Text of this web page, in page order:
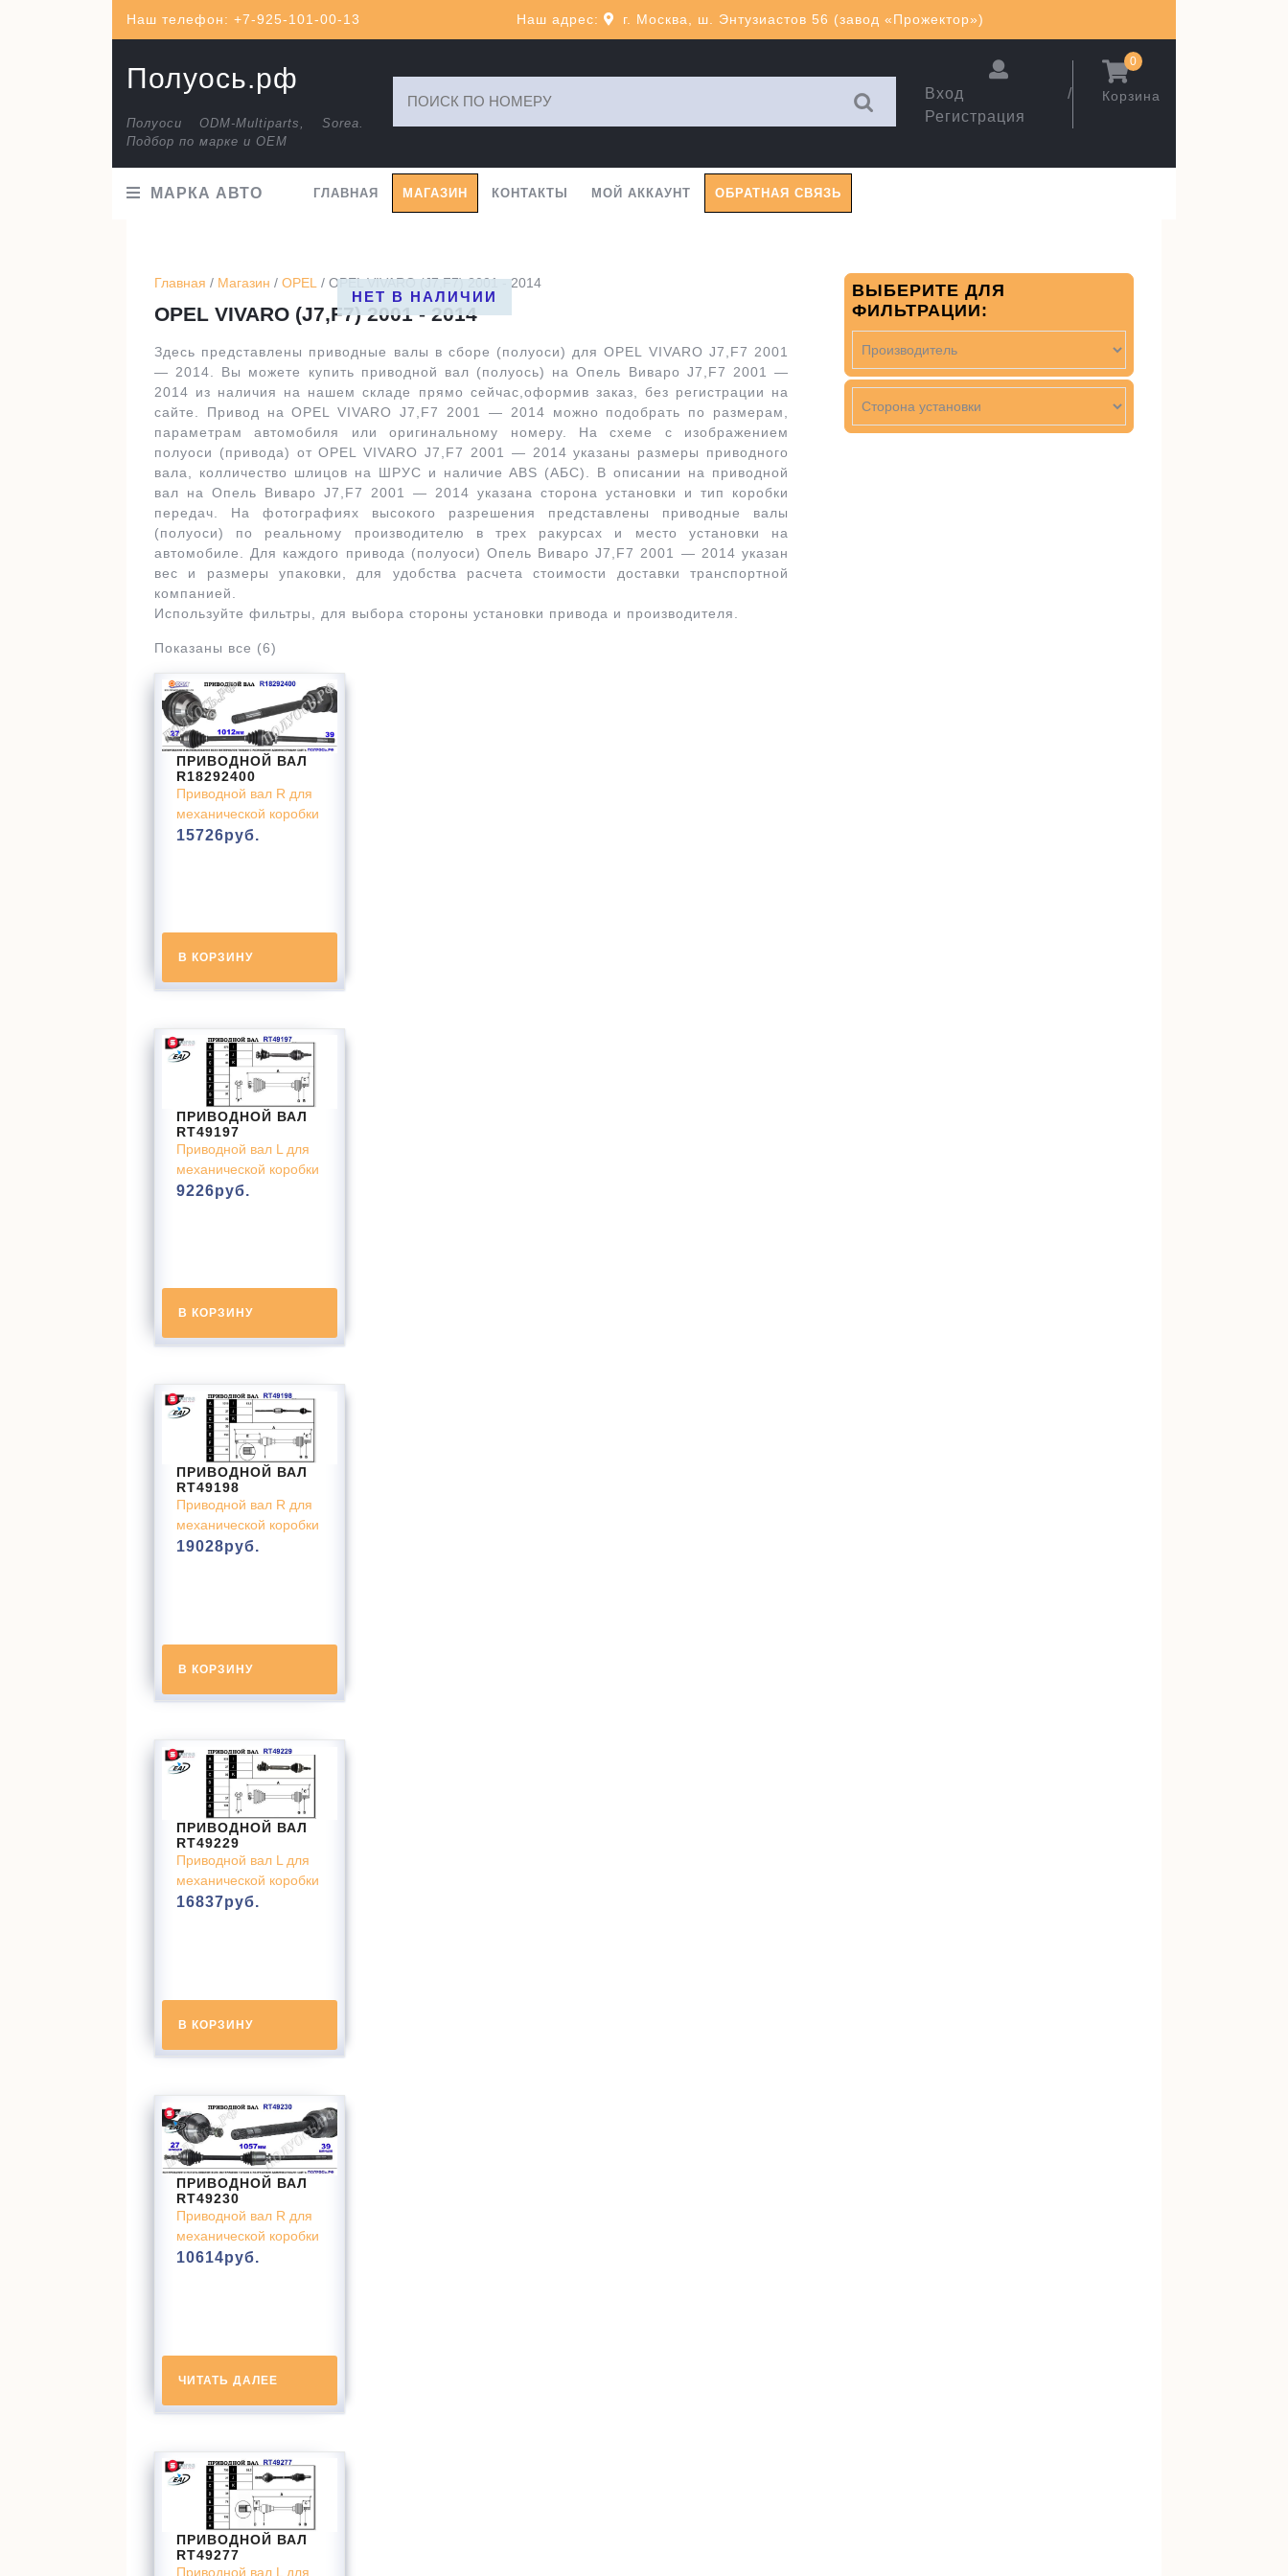
Наш телефон: +7-925-101-00-13 Наш адрес: г. Москва, ш. Энтузиастов 56 (завод «Прожектор»)
Полуось.рф
Полуоси ODM-Multiparts, Sorea.
Подбор по марке и ОЕМ
Вход /
Регистрация
Корзина
0
МАРКА АВТО ГЛАВНАЯ МАГАЗИН КОНТАКТЫ МОЙ АККАУНТ ОБРАТНАЯ СВЯЗЬ
Главная / Магазин / OPEL / OPEL VIVARO (J7,F7) 2001 - 2014
OPEL VIVARO (J7,F7) 2001 - 2014
Здесь представлены приводные валы в сборе (полуоси) для OPEL VIVARO J7,F7 2001
— 2014. Вы можете купить приводной вал (полуось) на Опель Виваро J7,F7 2001 —
2014 из наличия на нашем складе прямо сейчас,оформив заказ, без регистрации на
сайте. Привод на OPEL VIVARO J7,F7 2001 — 2014 можно подобрать по размерам,
параметрам автомобиля или оригинальному номеру. На схеме с изображением
полуоси (привода) от OPEL VIVARO J7,F7 2001 — 2014 указаны размеры приводного
вала, колличество шлицов на ШРУС и наличие ABS (АБС). В описании на приводной
вал на Опель Виваро J7,F7 2001 — 2014 указана сторона установки и тип коробки
передач. На фотографиях высокого разрешения представлены приводные валы
(полуоси) по реальному производителю в трех ракурсах и место установки на
автомобиле. Для каждого привода (полуоси) Опель Виваро J7,F7 2001 — 2014 указан
вес и размеры упаковки, для удобства расчета стоимости доставки транспортной
компанией.
Используйте фильтры, для выбора стороны установки привода и производителя.
Показаны все (6)
ПРИВОДНОЙ ВАЛ
R18292400
Приводной вал R для
механической коробки
15726руб.
В КОРЗИНУ
ПРИВОДНОЙ ВАЛ
RT49197
Приводной вал L для
механической коробки
9226руб.
В КОРЗИНУ
ПРИВОДНОЙ ВАЛ
RT49198
Приводной вал R для
механической коробки
19028руб.
В КОРЗИНУ
ПРИВОДНОЙ ВАЛ
RT49229
Приводной вал L для
механической коробки
16837руб.
В КОРЗИНУ
НЕТ В НАЛИЧИИ
ПРИВОДНОЙ ВАЛ
RT49230
Приводной вал R для
механической коробки
10614руб.
ЧИТАТЬ ДАЛЕЕ
ПРИВОДНОЙ ВАЛ
RT49277
Приводной вал L для
ВЫБЕРИТЕ ДЛЯ
ФИЛЬТРАЦИИ: